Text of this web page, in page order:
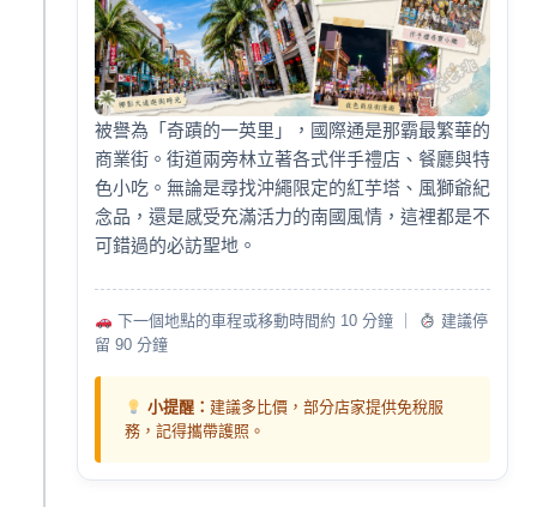
被譽為「奇蹟的一英里」，國際通是那霸最繁華的
商業街。街道兩旁林立著各式伴手禮店、餐廳與特
色小吃。無論是尋找沖繩限定的紅芋塔、風獅爺紀
念品，還是感受充滿活力的南國風情，這裡都是不
可錯過的必訪聖地。
下一個地點的車程或移動時間約 10 分鐘 ｜
建議停
留 90 分鐘
小提醒： 建議多比價，部分店家提供免稅服
務，記得攜帶護照。